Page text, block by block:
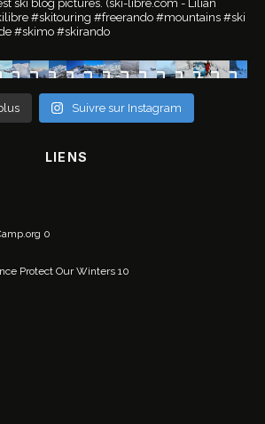
ski blog pictures. (ski-libre.com - Lilian
#skitouring #freerando #mountains #ski
#skimo #skirando
Suivre sur Instagram
LIENS
0
Protect Our Winters 10